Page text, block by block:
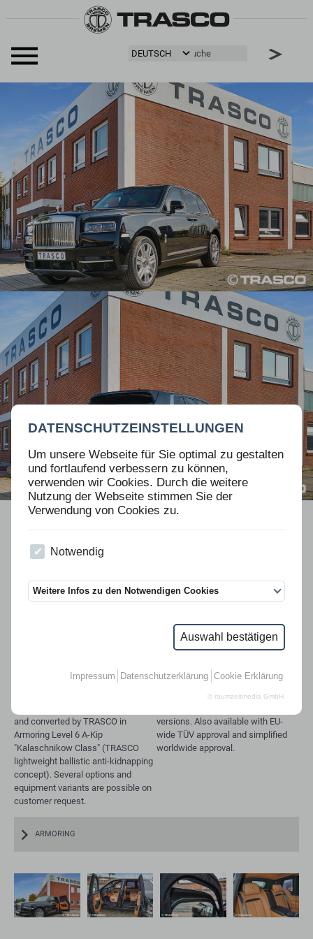
DATENSCHUTZEINSTELLUNGEN
Um unsere Webseite für Sie optimal zu gestalten
und fortlaufend verbessern zu können,
verwenden wir Cookies. Durch die weitere
Nutzung der Webseite stimmen Sie der
Verwendung von Cookies zu.
Notwendig
Weitere Infos zu den Notwendigen Cookies
Auswahl bestätigen
Impressum Datenschutzerklärung Cookie Erklärung
© raumzeitmedia GmbH
LIMOUSINEN
BASIEREND AUF ROLLS-ROYCE
and converted by TRASCO in
Armoring Level 6 A-Kip
"Kalaschnikow Class" (TRASCO
lightweight ballistic anti-kidnapping
concept). Several options and
equipment variants are possible on
customer request.
versions. Also available with EU-
wide TÜV approval and simplified
worldwide approval.
ARMORING